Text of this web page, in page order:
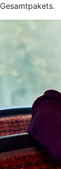
Gesamtpakets.